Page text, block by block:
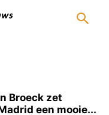
Broeck zet
een mooie...